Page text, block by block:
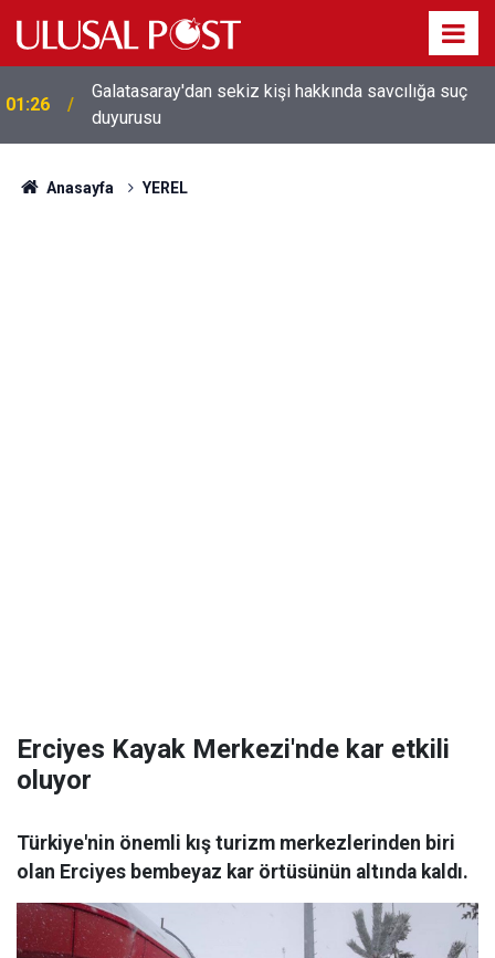
01:26
Galatasaray'dan sekiz kişi hakkında savcılığa suç
duyurusu
Anasayfa YEREL
Erciyes Kayak Merkezi'nde kar etkili
oluyor
Türkiye'nin önemli kış turizm merkezlerinden biri
olan Erciyes bembeyaz kar örtüsünün altında kaldı.